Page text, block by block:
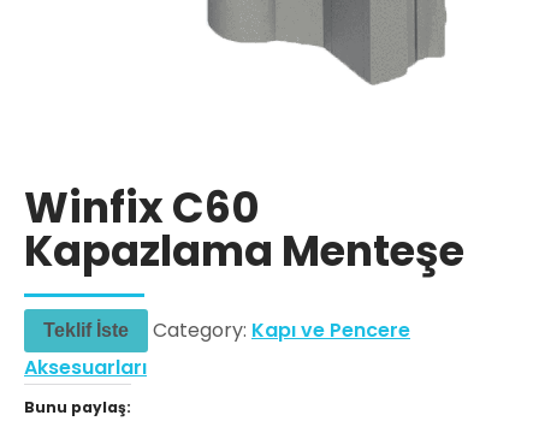
Winfix C60
Kapazlama Menteşe
Teklif İste Category: Kapı ve Pencere
Aksesuarları
Bunu paylaş: